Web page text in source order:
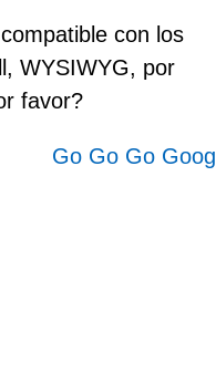
con los
WYSIWYG, por
favor?
Go Go Go